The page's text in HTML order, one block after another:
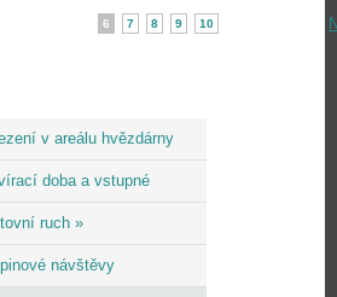
v areálu hvězdárny
doba a vstupné
ruch »
návštěvy
6 7 8 9 10